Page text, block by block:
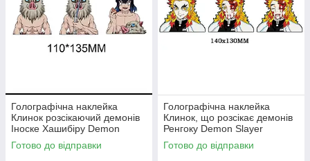
Голографічна наклейка
Клинок розсікаючий демонів
Іноске Хашибіру Demon
Slayer Inosuke Hashibira
110x135 мм
Готово до відправки
Голографічна наклейка
Клинок, що розсікає демонів
Ренгоку Demon Slayer
Rengoku
Готово до відправки